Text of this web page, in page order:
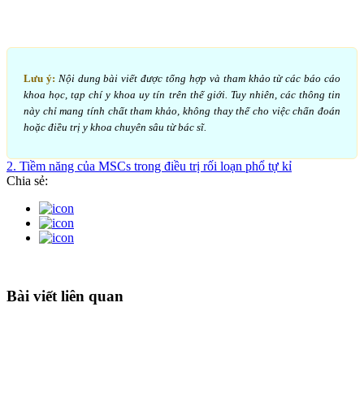
Lưu ý: Nội dung bài viết được tổng hợp và tham khảo từ các báo cáo
khoa học, tạp chí y khoa uy tín trên thế giới. Tuy nhiên, các thông tin
này chỉ mang tính chất tham khảo, không thay thế cho việc chẩn đoán
hoặc điều trị y khoa chuyên sâu từ bác sĩ.
2. Tiềm năng của MSCs trong điều trị rối loạn phổ tự kỉ
Chia sẻ:
Bài viết liên quan